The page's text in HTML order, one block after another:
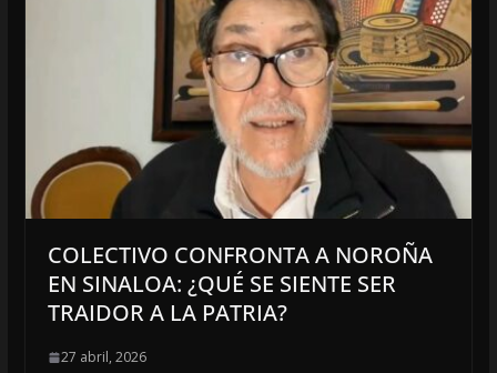
COLECTIVO CONFRONTA A NOROÑA
EN SINALOA: ¿QUÉ SE SIENTE SER
TRAIDOR A LA PATRIA?
27 abril, 2026